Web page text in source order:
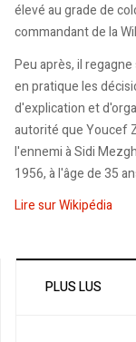
élevé au grade de
commandant de la
Peu après, il
en pratique les
d'explication et
autorité que Youcef
l'ennemi à Sidi
1956, à l'âge de 35
Lire sur Wikipédia
PLUS LUS